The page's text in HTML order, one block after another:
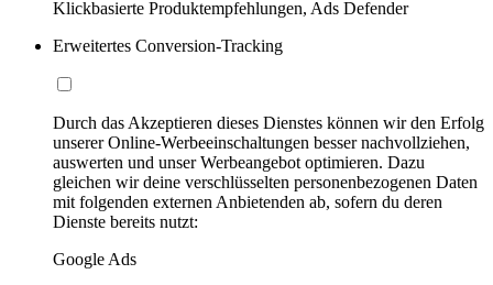
Klickbasierte Produktempfehlungen, Ads Defender
Erweitertes Conversion-Tracking
Durch das Akzeptieren dieses Dienstes können wir den Erfolg
unserer Online-Werbeeinschaltungen besser nachvollziehen,
auswerten und unser Werbeangebot optimieren. Dazu
gleichen wir deine verschlüsselten personenbezogenen Daten
mit folgenden externen Anbietenden ab, sofern du deren
Dienste bereits nutzt:
Google Ads